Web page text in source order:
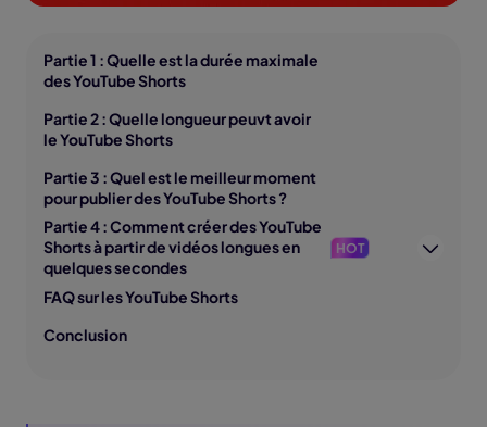
Partie 1 : Quelle est la durée maximale
des YouTube Shorts
Partie 2 : Quelle longueur peuvt avoir
le YouTube Shorts
Partie 3 : Quel est le meilleur moment
pour publier des YouTube Shorts ?
Partie 4 : Comment créer des YouTube
Shorts à partir de vidéos longues en
quelques secondes
HOT
FAQ sur les YouTube Shorts
Conclusion